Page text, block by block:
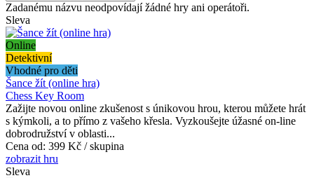
Zadanému názvu neodpovídají žádné hry ani operátoři.
Sleva
Online
Detektivní
Vhodné pro děti
Šance žít (online hra)
Chess Key Room
Zažijte novou online zkušenost s únikovou hrou, kterou můžete hrát
s kýmkoli, a to přímo z vašeho křesla. Vyzkoušejte úžasné on-line
dobrodružství v oblasti...
Cena od: 399 Kč / skupina
zobrazit hru
Sleva